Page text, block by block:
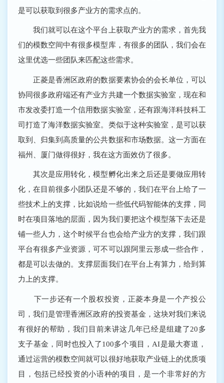
是可以获取到很多产业方的需求点的。
我们就可以在这个平台上获取产业方的需求，首先我
们的模数空间中有很多模型库，有很多的团队，我们会在
这里优选一些团队来匹配这些需求。
正菱是香洲区政府的数据要素协会的会长单位，可以
协同很多政府端还有产业方共建一个数据实验室，现在和
市发改委打造一个信用数据实验室，还有跟海洋科技科工
司打造了海洋数据实验室。类似于这种实验室，是可以获
取到、归集到高质量的公共数据和市场数据。这一方面在
福州、厦门做得很好，我在这方面效仿了很多。
其次是应用转化，模型孵化出来之后还是要做应用转
化，在目前很多小团队还是不够的，我们在平台上给了一
些技术上的支撑，比如说给一些低代码智能体的支撑，同
时在项目落地的层面，因为我们要把这个模型落下去还是
铺一些人力，这个时候平台也会给产业方的支撑，我们跟
平台有很多产业资源，可不可以跟阿里云形成一些合作，
都是可以去做的。支撑层面我们在平台上有算力，给到算
力上的支撑。
下一步还有一个股权投资，正菱本身是一个产投公
司，我们是管理香洲区政府的投资基金，这块对我们来说
有很好的帮助，我们目前来讲这几年已经是组建了20多
支子基金，同时也投入了100多个项目，AI是最大赛道，
通过运营的模数空间就可以很好地获取产业链上的优质项
目，包括已经投资的小语种的项目，是一个非常好的方